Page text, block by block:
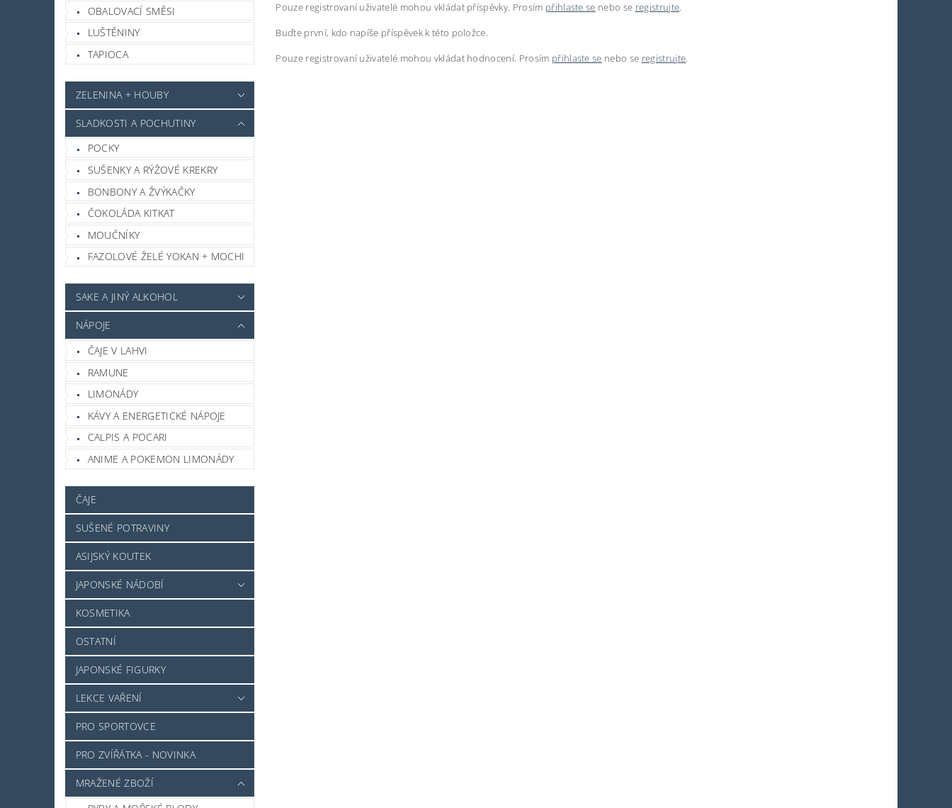
OBALOVACÍ SMĚSI
LUŠTĚNINY
TAPIOCA
ZELENINA + HOUBY
SLADKOSTI A POCHUTINY
POCKY
SUŠENKY A RÝŽOVÉ KREKRY
BONBONY A ŽVÝKAČKY
ČOKOLÁDA KITKAT
MOUČNÍKY
FAZOLOVÉ ŽELÉ YOKAN + MOCHI
SAKE A JINÝ ALKOHOL
NÁPOJE
ČAJE V LAHVI
RAMUNE
LIMONÁDY
KÁVY A ENERGETICKÉ NÁPOJE
CALPIS A POCARI
ANIME A POKEMON LIMONÁDY
ČAJE
SUŠENÉ POTRAVINY
ASIJSKÝ KOUTEK
JAPONSKÉ NÁDOBÍ
KOSMETIKA
OSTATNÍ
JAPONSKÉ FIGURKY
LEKCE VAŘENÍ
PRO SPORTOVCE
PRO ZVÍŘÁTKA - NOVINKA
MRAŽENÉ ZBOŽÍ
Pouze registrovaní uživatelé mohou vkládat příspěvky. Prosím přihlaste se nebo se registrujte.
Buďte první, kdo napíše příspěvek k této položce.
Pouze registrovaní uživatelé mohou vkládat hodnocení. Prosím přihlaste se nebo se registrujte.